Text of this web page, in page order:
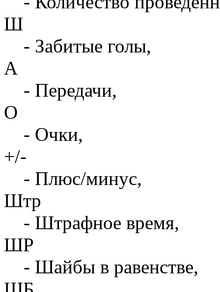
Ш
- Забитые голы,
А
- Передачи,
О
- Очки,
+/-
- Плюс/минус,
Штр
- Штрафное время,
ШР
- Шайбы в равенстве,